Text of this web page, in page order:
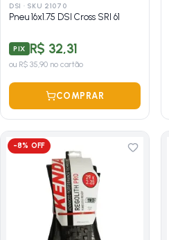
DSI · SKU 21070
Pneu 16x1.75 DSI Cross SRI 61
PIX R$ 32,31
ou R$ 35,90 no cartão
COMPRAR
-8% OFF